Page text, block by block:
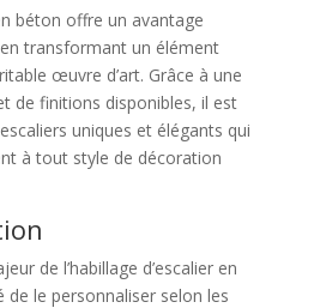
béton offre un avantage
transformant un élément
œuvre d’art. Grâce à une
de finitions disponibles, il est
uniques et élégants qui
à tout style de décoration
de l’habillage d’escalier en
le personnaliser selon les